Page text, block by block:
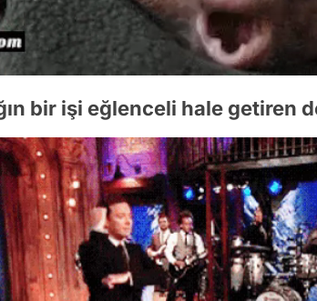
bir işi eğlenceli hale getiren